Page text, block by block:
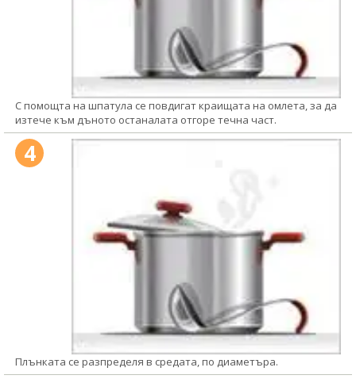
С помощта на шпатула се повдигат краищата на омлета, за да
изтече към дъното останалата отгоре течна част.
4
Плънката се разпределя в средата, по диаметъра.